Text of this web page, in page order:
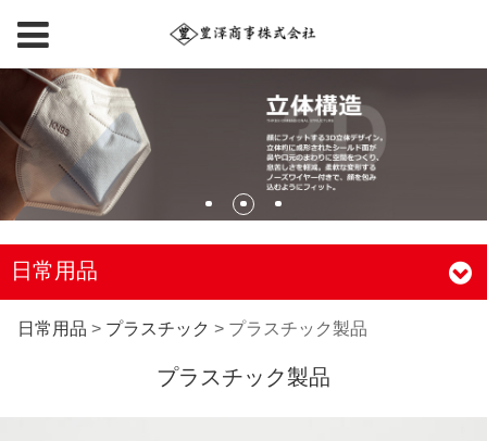
日常用品
プラスチック製品
日常用品 > プラスチック > プラスチック製品
プラスチック製品